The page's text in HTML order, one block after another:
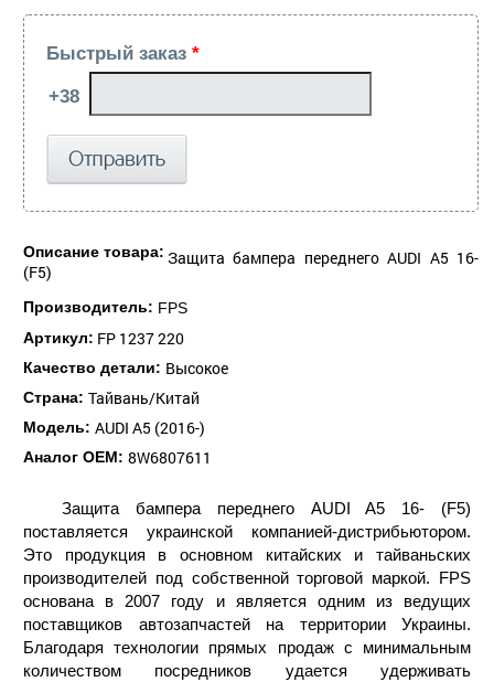
Быстрый заказ *
Описание товара: Защита бампера переднего AUDI A5 16-
(F5)
Производитель: FPS
Артикул: FP 1237 220
Качество детали: Высокое
Страна: Тайвань/Китай
Модель: AUDI A5 (2016-)
Аналог ОЕМ: 8W6807611
Защита бампера переднего AUDI A5 16- (F5)
поставляется украинской компанией-дистрибьютором.
Это продукция в основном китайских и тайваньских
производителей под собственной торговой маркой. FPS
основана в 2007 году и является одним из ведущих
поставщиков автозапчастей на территории Украины.
Благодаря технологии прямых продаж с минимальным
количеством посредников удается удерживать